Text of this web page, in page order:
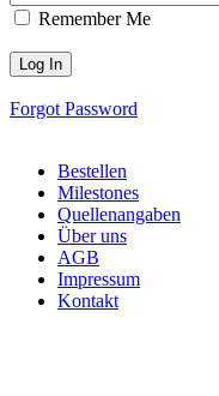
Remember Me
Forgot Password
Bestellen
Milestones
Quellenangaben
Über uns
AGB
Impressum
Kontakt